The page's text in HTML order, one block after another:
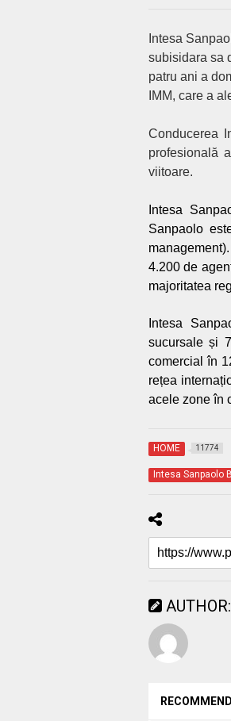
Intesa
subisidara sa
patru ani a
IMM, care a
Conducerea
profesională
viitoare.
ntesa
Sanpaolo
4.200 de
majoritatea
Intesa
sucursale și
comercial în
rețea
acele zoneîn
HOME 11774
Intesa Sanpaolo
AUTHOR: